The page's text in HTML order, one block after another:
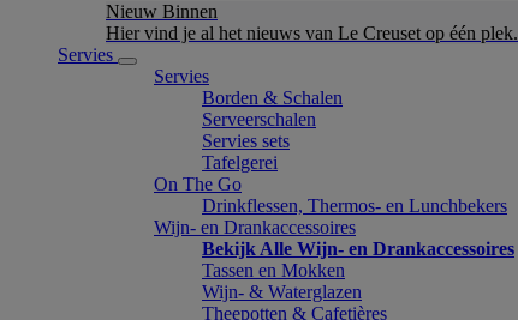
Nieuw Binnen
Hier vind je al het nieuws van Le Creuset op één plek.
Servies
Servies
Borden & Schalen
Serveerschalen
Servies sets
Tafelgerei
On The Go
Drinkflessen, Thermos- en Lunchbekers
Wijn- en Drankaccessoires
Bekijk Alle Wijn- en Drankaccessoires
Tassen en Mokken
Wijn- & Waterglazen
Theepotten & Cafetières